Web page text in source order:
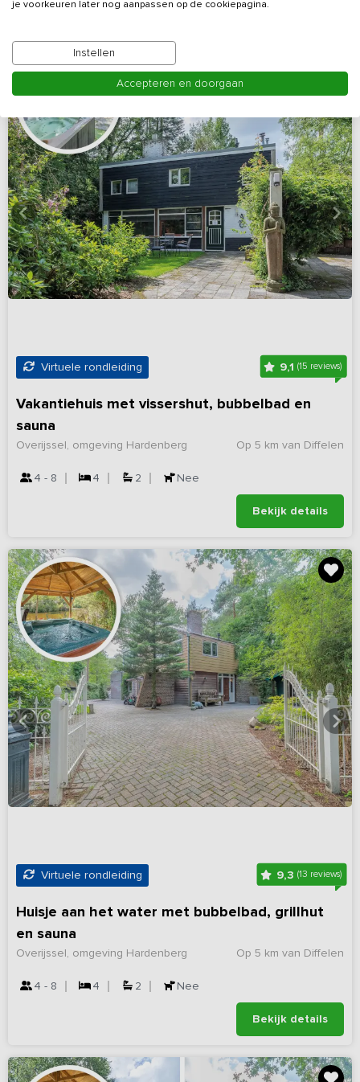
Bekijk details
Virtuele rondleiding 9,1(15 reviews)
Vakantiehuis met vissershut, bubbelbad en
sauna
Op 5 km van Diffelen
Overijssel, omgeving Hardenberg
4 - 8 4 2 Nee
Bekijk details
Virtuele rondleiding 9,3(13 reviews)
Huisje aan het water met bubbelbad, grillhut
en sauna
Op 5 km van Diffelen
Overijssel, omgeving Hardenberg
4 - 8 4 2 Nee
Bekijk details
je voorkeuren later nog aanpassen op de cookiepagina.
Instellen
Accepteren en doorgaan